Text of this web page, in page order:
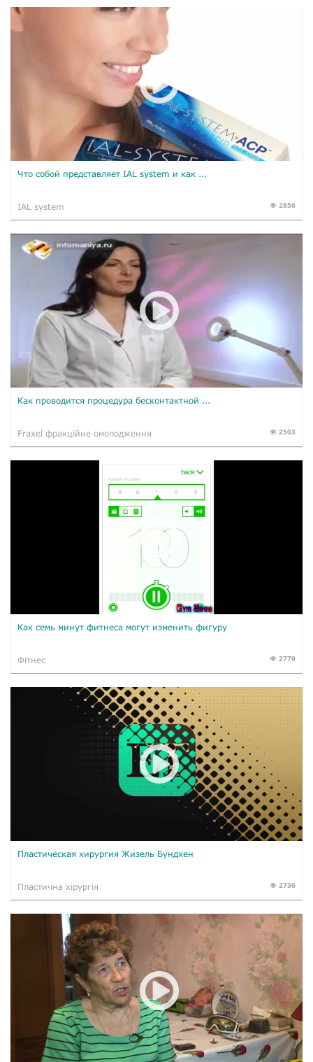
Что собой представляет ​IAL system и как ...
IAL system 2856
Как проводится процедура бесконтактной ...
Fraxel фракційне омолодження 2503
Как семь минут фитнеса могут изменить фигуру
Фітнес 2779
Пластическая хирургия Жизель Бундхен
Пластична хірургія 2736